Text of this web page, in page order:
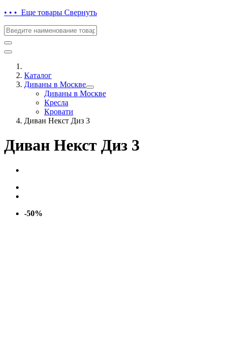
• • • Еще товары Свернуть
Каталог
Диваны в Москве
Диваны в Москве
Кресла
Кровати
Диван Некст Диз 3
Диван Некст Диз 3
-50%